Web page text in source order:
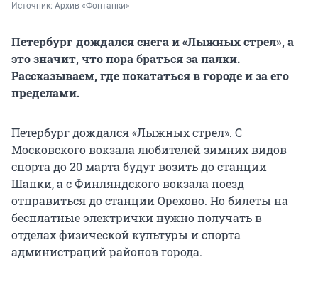
Источник: Архив «Фонтанки»
Петербург дождался снега и «Лыжных стрел», а
это значит, что пора браться за палки.
Рассказываем, где покататься в городе и за его
пределами.
Петербург дождался «Лыжных стрел». С
Московского вокзала любителей зимних видов
спорта до 20 марта будут возить до станции
Шапки, а с Финляндского вокзала поезд
отправиться до станции Орехово. Но билеты на
бесплатные электрички нужно получать в
отделах физической культуры и спорта
администраций районов города.